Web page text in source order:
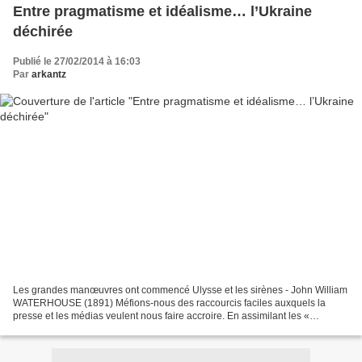
Entre pragmatisme et idéalisme… l’Ukraine
déchirée
Publié le 27/02/2014 à 16:03
Par arkantz
Les grandes manœuvres ont commencé Ulysse et les sirènes - John William
WATERHOUSE (1891) Méfions-nous des raccourcis faciles auxquels la
presse et les médias veulent nous faire accroire. En assimilant les «